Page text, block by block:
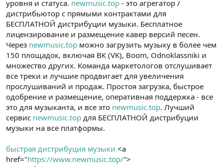
уровня и статуса. newmusic.top - это агрегатор /
дистрибьютор с прямыми контрактами для
БЕСПЛАТНОЙ дистрибуции музыки. Бесплатное
лицензирование и размещение кавер версий песен.
Через newmusic.top можно загрузить музыку в более чем
150 площадок, включая ВК (VK), Boom, Odnoklassniki и
множество других. Команда маркетологов отслушивает
все треки и лучшие продвигает для увеличения
прослушиваний и продаж. Простоя загрузка, быстрое
одобрение и размещение, оперативная поддержка - все
это для музыканта, и все это newmusic.top. Лучший
сервис newmusic.top для БЕСПЛАТНОЙ дистрибуции
музыки на все платформы.
быстрая дистрибуция музыки <a
href="https://www.newmusic.top/">